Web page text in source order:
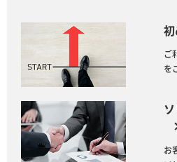
初
ご
を
お